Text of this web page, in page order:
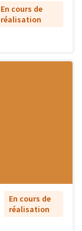
En cours de
réalisation
En cours de
réalisation